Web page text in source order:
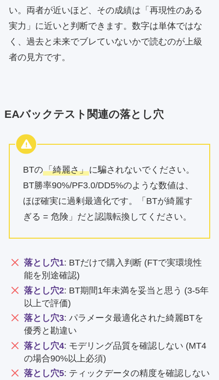
い。両者が近いほど、その成績は「再現性のある
実力」に近いと判断できます。数字は単体ではな
く、過去と未来でブレていないかで読むのが上級
者の見方です。
EAバックテスト関連の落とし穴
BTの「綺麗さ」に騙されないでください。
BT勝率90%/PF3.0/DD5%のような数値は、
ほぼ確実に過剰最適化です。「BTが綺麗す
ぎる = 危険」だと認識転換してください。
落とし穴1: BTだけで購入判断 (FTで実環境性
能を別途確認)
落とし穴2: BT期間1年未満を妥当と思う (3-5年
以上で評価)
落とし穴3: パラメータ最適化された綺麗BTを
優秀と勘違い
落とし穴4: モデリング品質を確認しない (MT4
の場合90%以上必須)
落とし穴5: ティックデータの精度を確認しない